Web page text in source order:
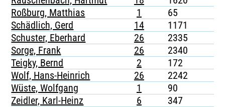
Roßburg, Matthias
1 65
Schädlich, Gerd
14 1171
Schuster, Eberhard
26 2335
Sorge, Frank
26 2340
Teigky, Bernd
2 172
Wolf, Hans-Heinrich
26 2242
Wüste, Wolfgang
1 90
Zeidler, Karl-Heinz
6 347